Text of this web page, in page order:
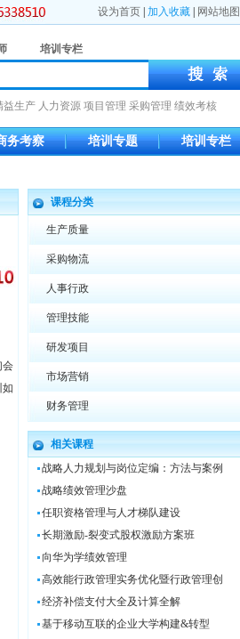
设为首页 加入收藏 网站地图
培训专栏
益生产 人力资源 项目管理 采购管理 绩效考核
务考察 培训专题 培训专栏
会
如
课程分类
生产质量
采购物流
人事行政
管理技能
研发项目
市场营销
财务管理
相关课程
战略人力规划与岗位定编：方法与案例
战略绩效管理沙盘
任职资格管理与人才梯队建设
长期激励-裂变式股权激励方案班
向华为学绩效管理
高效能行政管理实务优化暨行政管理创
经济补偿支付大全及计算全解
基于移动互联的企业大学构建&转型